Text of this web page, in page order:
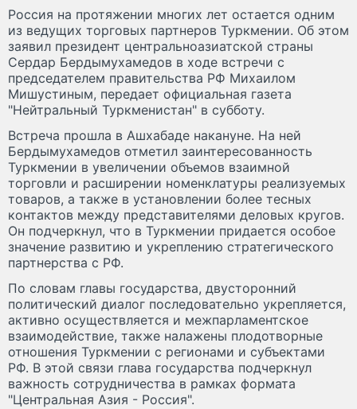
Россия на протяжении многих лет остается одним
из ведущих торговых партнеров Туркмении. Об этом
заявил президент центральноазиатской страны
Сердар Бердымухамедов в ходе встречи с
председателем правительства РФ Михаилом
Мишустиным, передает официальная газета
"Нейтральный Туркменистан" в субботу.
Встреча прошла в Ашхабаде накануне. На ней
Бердымухамедов отметил заинтересованность
Туркмении в увеличении объемов взаимной
торговли и расширении номенклатуры реализуемых
товаров, а также в установлении более тесных
контактов между представителями деловых кругов.
Он подчеркнул, что в Туркмении придается особое
значение развитию и укреплению стратегического
партнерства с РФ.
По словам главы государства, двусторонний
политический диалог последовательно укрепляется,
активно осуществляется и межпарламентское
взаимодействие, также налажены плодотворные
отношения Туркмении с регионами и субъектами
РФ. В этой связи глава государства подчеркнул
важность сотрудничества в рамках формата
"Центральная Азия - Россия".